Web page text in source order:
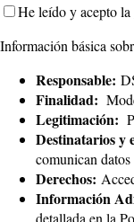
He leído y acepto la
Información básica
Responsable:
Finalidad:
Legitimación:
Destinatarios y
comunican datos
Derechos:
Información
detallada en la